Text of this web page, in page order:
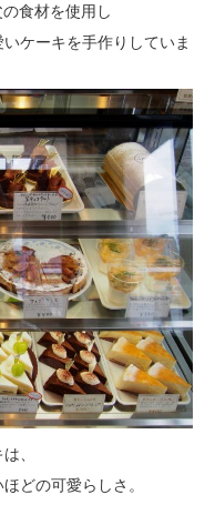
食材を使用し
ケーキを手作りしていま
、
どの可愛らしさ。